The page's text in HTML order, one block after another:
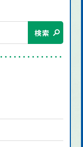
検索